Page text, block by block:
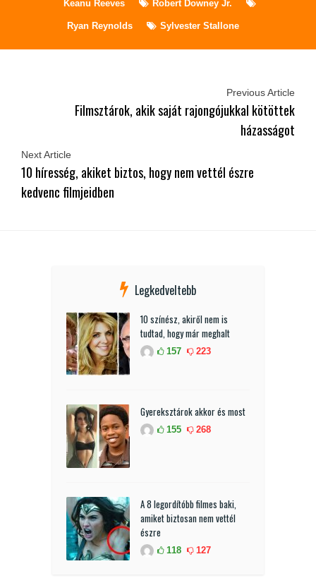
Keanu Reeves Robert Downey Jr.
Ryan Reynolds Sylvester Stallone
Previous Article
Filmsztárok, akik saját rajongójukkal kötöttek
házasságot
Next Article
10 híresség, akiket biztos, hogy nem vettél észre
kedvenc filmjeidben
Legkedveltebb
10 színész, akiről nem is
tudtad, hogy már meghalt
157 223
Gyereksztárok akkor és most
155 268
A 8 legordítóbb filmes baki,
amiket biztosan nem vettél
észre
118 127